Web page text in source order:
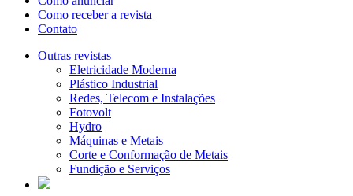
Como receber a revista
Contato
Outras revistas
Eletricidade Moderna
Plástico Industrial
Redes, Telecom e Instalações
Fotovolt
Hydro
Máquinas e Metais
Corte e Conformação de Metais
Fundição e Serviços